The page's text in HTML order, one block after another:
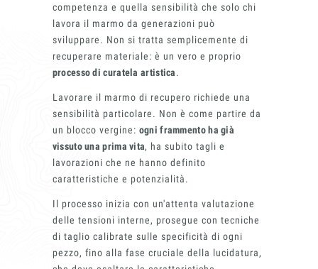
Lavora
Contatti
competenza e quella sensibilità che solo chi
lavora il marmo da generazioni può
sviluppare. Non si tratta semplicemente di
recuperare materiale: è un vero e proprio
processo di curatela artistica.
Lavorare il marmo di recupero richiede una
sensibilità particolare. Non è come partire da
un blocco vergine: ogni frammento ha già
vissuto una prima vita, ha subito tagli e
lavorazioni che ne hanno definito
caratteristiche e potenzialità.
Il processo inizia con un'attenta valutazione
delle tensioni interne, prosegue con tecniche
di taglio calibrate sulle specificità di ogni
pezzo, fino alla fase cruciale della lucidatura,